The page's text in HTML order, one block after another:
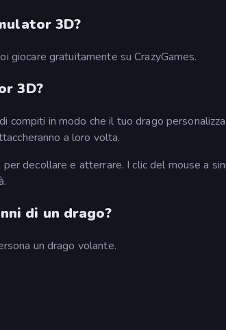
3D?
giocare gratuitamente su CrazyGames.
3D?
in modo che il tuo drago
a loro volta.
decollare e atterrare. I clic del mouse a
di un drago?
un drago volante.